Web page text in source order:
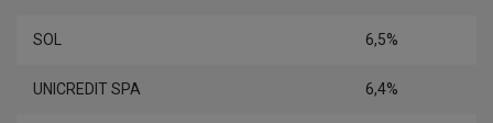
SOL 6,5%
UNICREDIT SPA 6,4%